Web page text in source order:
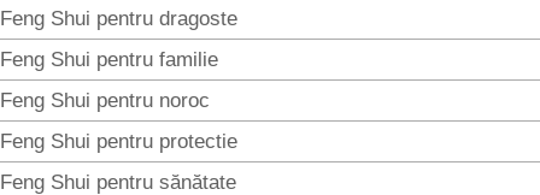
Feng Shui pentru dragoste
Feng Shui pentru familie
Feng Shui pentru noroc
Feng Shui pentru protectie
Feng Shui pentru sănătate